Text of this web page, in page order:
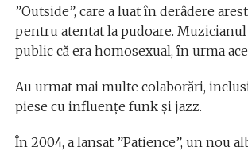
”Outside”, care a luat în derâdere
pentru atentat la pudoare.
public că era homosexual, în urma
Au urmat mai multe colaborări,
piese cu influenţe funk şi jazz.
În 2004, a lansat ”Patience”, un nou